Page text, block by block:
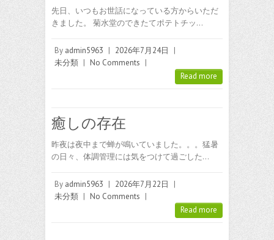
先日、いつもお世話になっている方からいただ
きました。 菊水堂のできたてポテトチッ…
By admin5963 | 2026年7月24日
|
未分類 | No Comments |
Read more
癒しの存在
昨夜は夜中まで蝉が鳴いていました。。。猛暑
の日々、体調管理には気をつけて過ごした…
By admin5963 | 2026年7月22日
|
未分類 | No Comments |
Read more